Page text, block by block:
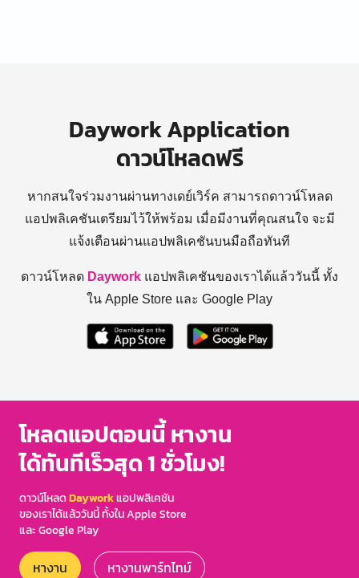
Daywork Application
ดาวน์โหลดฟรี
หากสนใจร่วมงานผ่านทางเดย์เวิร์ค สามารถดาวน์โหลด
แอปพลิเคชันเตรียมไว้ให้พร้อม เมื่อมีงานที่คุณสนใจ จะมี
แจ้งเตือนผ่านแอปพลิเคชันบนมือถือทันที
ดาวน์โหลด Daywork แอปพลิเคชันของเราได้แล้ววันนี้ ทั้ง
ใน Apple Store และ Google Play
โหลดแอปตอนนี้ หางาน
ได้ทันทีเร็วสุด 1 ชั่วโมง!
ดาวน์โหลดDayworkแอปพลิเคชัน
ของเราได้แล้ววันนี้ ทั้งใน Apple Store
และ Google Play
หางาน หางานพาร์ทไทม์